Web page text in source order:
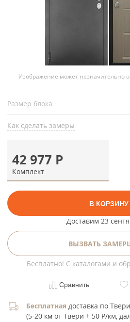
Изображение может незначительно
Как сделать замеры
42 977 Р
Комплект
В КОРЗИНУ
Доставим 23
ВЫЗВАТЬ
Бесплатно! С каталогами и
Сравнить
Бесплатная доставка по
(5-20 км от Твери + 50 Р/км,